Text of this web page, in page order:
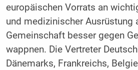
europäischen Vorrats an
und medizinischer Ausrüstung
Gemeinschaft besser gegen
wappnen. Die Vertreter
Dänemarks, Frankreichs,